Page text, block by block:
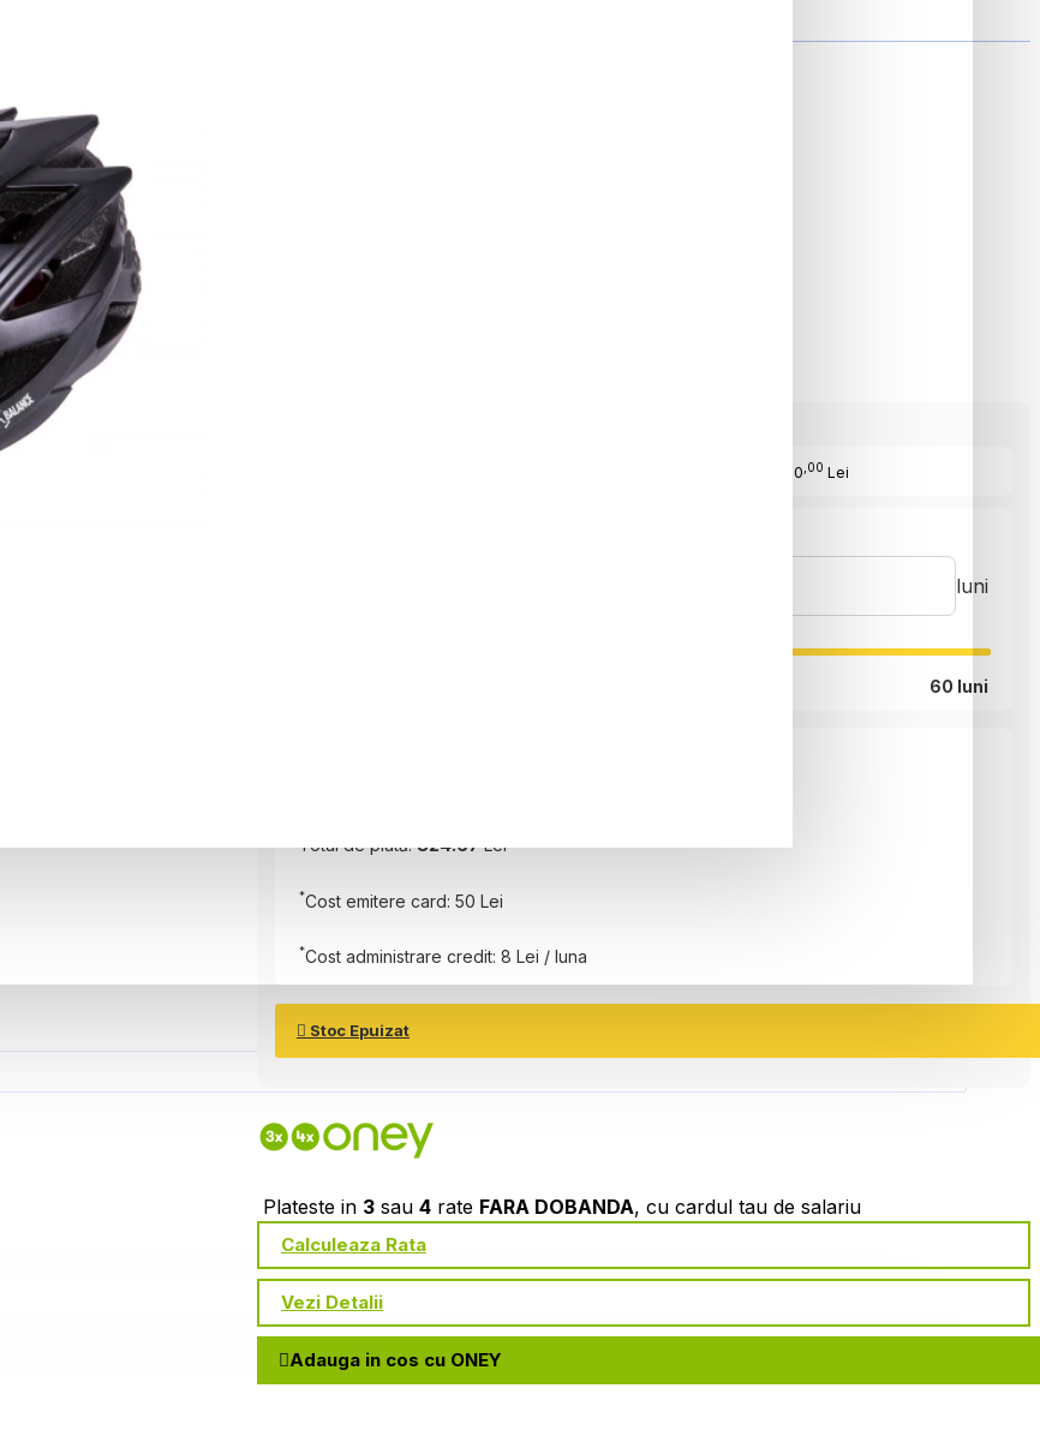
:690 ,00 Lei
luni
60 luni
Total de plată:824.67Lei
*Cost emitere card: 50 Lei
*Cost administrare credit: 8 Lei / luna
Stoc Epuizat
Plateste in 3 sau 4 rate FARA DOBANDA, cu cardul tau de salariu
Calculeaza Rata
Vezi Detalii
Adauga in cos cu ONEY